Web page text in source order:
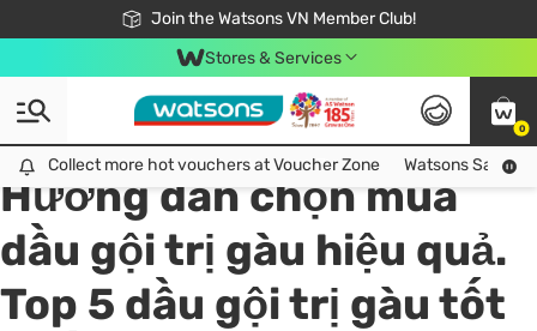
Join the Watsons VN Member Club!
Free Shipping For Order From 249,000Đ
24h Fast delivery in Hồ Chí Minh City
Stores & Services
0
Collect more hot vouchers at Voucher Zone
Collect more hot vouchers at Voucher Zone Watsons Safety
All
Chăm Sóc Cá Nhân
Hướng dẫn chọn mua
dầu gội trị gàu hiệu quả.
Top 5 dầu gội trị gàu tốt